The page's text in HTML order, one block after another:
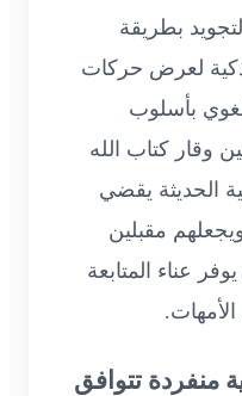
بطريقة
لعرض حركات
بأسلوب
وقار كتاب الله
الحديثة يقضي
مقبلين
عناء المتابعة
منفردة تتوافق